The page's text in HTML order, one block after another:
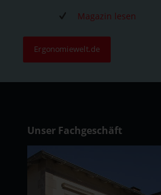
Magazin lesen
Ergonomiewelt.de
Unser Fachgeschäft